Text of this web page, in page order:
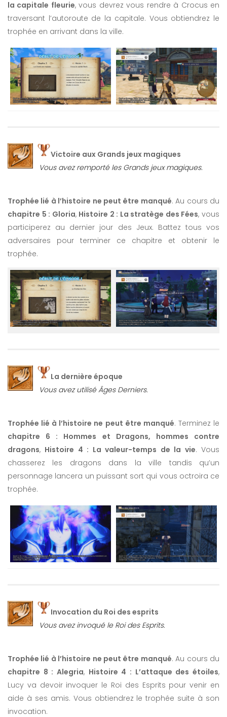
la capitale fleurie, vous devrez vous rendre à Crocus en
traversant l’autoroute de la capitale. Vous obtiendrez le
trophée en arrivant dans la ville.
Victoire aux Grands jeux magiques
Vous avez remporté les Grands jeux magiques.
Trophée lié à l’histoire ne peut être manqué. Au cours du
chapitre 5 : Gloria, Histoire 2 : La stratège des Fées, vous
participerez au dernier jour des Jeux. Battez tous vos
adversaires pour terminer ce chapitre et obtenir le
trophée.
La dernière époque
Vous avez utilisé Âges Derniers.
Trophée lié à l’histoire ne peut être manqué. Terminez le
chapitre 6 : Hommes et Dragons, hommes contre
dragons, Histoire 4 : La valeur-temps de la vie. Vous
chasserez les dragons dans la ville tandis qu’un
personnage lancera un puissant sort qui vous octroira ce
trophée.
Invocation du Roi des esprits
Vous avez invoqué le Roi des Esprits.
Trophée lié à l’histoire ne peut être manqué. Au cours du
chapitre 8 : Alegria, Histoire 4 : L’attaque des étoiles,
Lucy va devoir invoquer le Roi des Esprits pour venir en
aide à ses amis. Vous obtiendrez le trophée suite à son
invocation.